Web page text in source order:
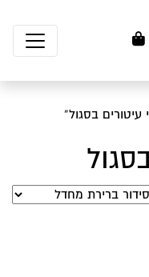
עיטורים בסגול”